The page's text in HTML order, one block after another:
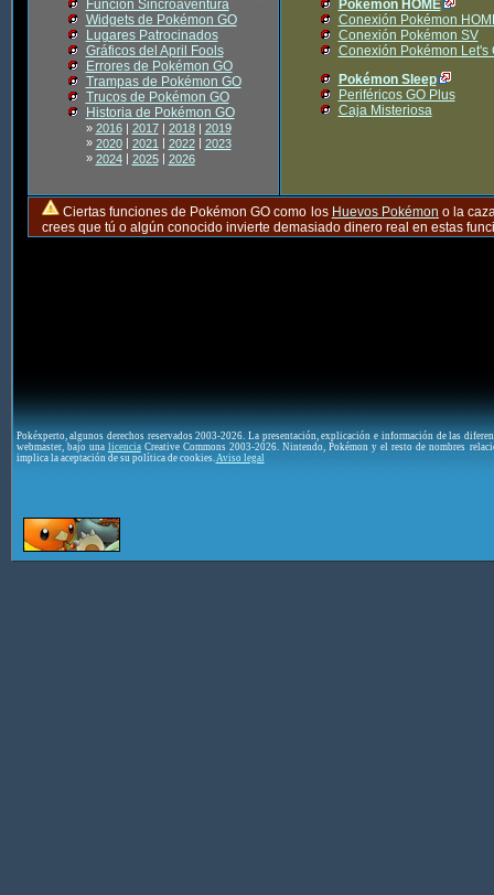
Función Sincroaventura
Widgets de Pokémon GO
Lugares Patrocinados
Gráficos del April Fools
Errores de Pokémon GO
Trampas de Pokémon GO
Trucos de Pokémon GO
Historia de Pokémon GO
» 2016| 2017| 2018| 2019
» 2020| 2021| 2022| 2023
» 2024| 2025| 2026
Pokémon HOME
Conexión Pokémon
Conexión Pokémon SV
Conexión Pokémon Let's
Pokémon Sleep
Periféricos GO Plus
Caja Misteriosa
Ciertas funciones de Pokémon GO como los Huevos Pokémon o la
crees que tú o algún conocido invierte demasiado dinero real en estas
Pokéxperto, algunos derechos reservados 2003-2026. La presentación, explicación e información de las
webmaster, bajo una licenciaCreative Commons 2003-2026. Nintendo, Pokémon y el resto de nombres
implica la aceptación de su política de cookies. Aviso legal